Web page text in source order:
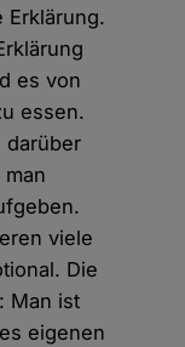
Erklärung.
es von
essen.
darüber
viele
Die
Man ist
eigenen